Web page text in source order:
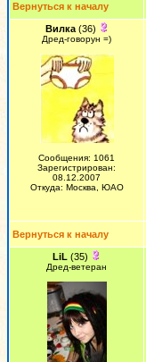
Вернуться к началу
Вилка(36)
Дред-говорун =)
Сообщения: 1061
Зарегистрирован:
08.12.2007
Откуда: Москва, ЮАО
Вернуться к началу
LiL (35)
Дред-ветеран